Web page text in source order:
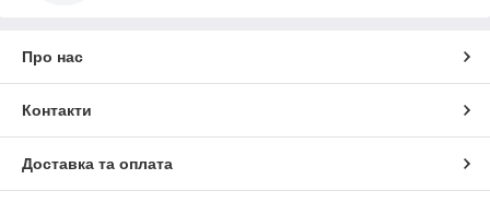
Про нас
Контакти
Доставка та оплата